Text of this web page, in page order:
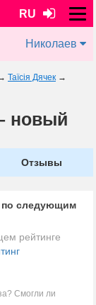
RU
Николаев
Таїсія Дячек →
новый
Отзывы
по следующим
рейтинге
Смогли ли